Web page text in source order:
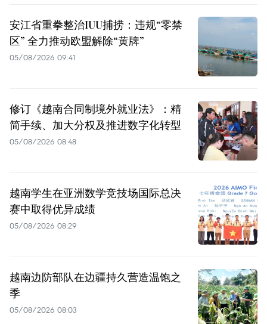
安江省重拳整治IUU捕捞：违规“零禁
区” 全力推动欧盟解除“黄牌”
05/08/2026 09:41
修订《越南合同制境外就业法》：精
简手续、加大分权及推进数字化转型
05/08/2026 08:48
越南学生在亚洲数学竞技场国际总决
赛中取得优异成绩
05/08/2026 08:29
越南边防部队在边疆持久营造温饱之
季
05/08/2026 08:03